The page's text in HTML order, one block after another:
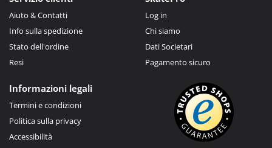
Aiuto & Contatti
Info sulla spedizione
Stato dell'ordine
Resi
Log in
Chi siamo
Dati Societari
Pagamento sicuro
Informazioni legali
Termini e condizioni
Politica sulla privacy
Accessibilità